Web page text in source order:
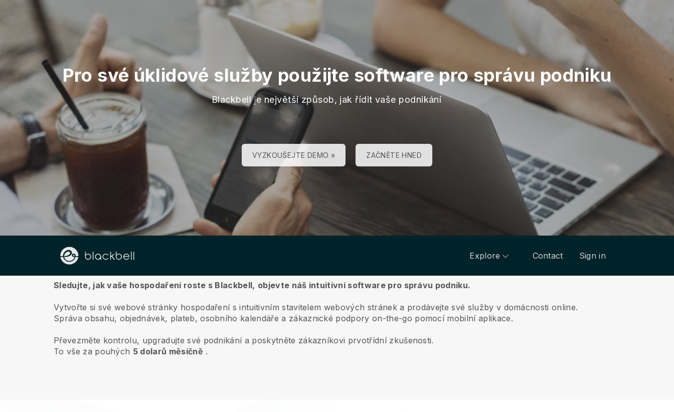
Pro své úklidové služby použijte software pro správu podniku
Blackbell je největší způsob, jak řídit vaše podnikání
VYZKOUŠEJTE DEMO » ZAČNĚTE HNED
Explore Contact Sign in
O nás
Sledujte, jak vaše hospodaření roste s Blackbell, objevte náš intuitivní software pro správu podniku.
Vytvořte si své webové stránky hospodaření s intuitivním stavitelem webových stránek a prodávejte své služby v domácnosti online.
Správa obsahu, objednávek, plateb, osobního kalendáře a zákaznické podpory on-the-go pomocí mobilní aplikace.
Převezměte kontrolu, upgradujte své podnikání a poskytněte zákazníkovi prvotřídní zkušenosti.
To vše za pouhých 5 dolarů měsíčně .